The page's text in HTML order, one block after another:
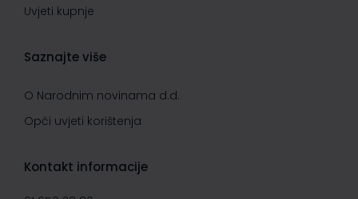
Uvjeti kupnje
Saznajte više
O Narodnim novinama d.d.
Opći uvjeti korištenja
Kontakt informacije